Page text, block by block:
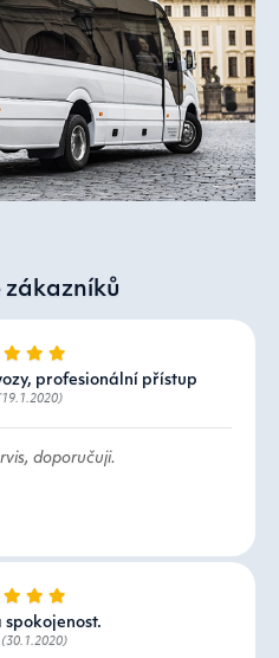
zákazníků
profesionální přístup
doporučuji.
spokojenost.